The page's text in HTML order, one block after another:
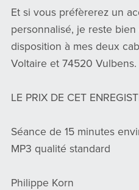
Et si vous préfèrerez un
personnalisé, je reste
disposition à mes deux
Voltaire et 74520 Vulbens.
LE PRIX DE CET
Séance de 15 minutes
MP3 qualité standard
Philippe Korn